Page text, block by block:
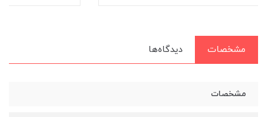
مشخصات دیدگاه‌ها
مشخصات